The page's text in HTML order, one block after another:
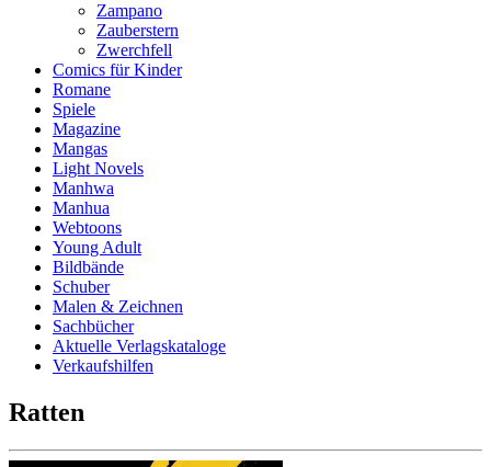
Zampano
Zauberstern
Zwerchfell
Comics für Kinder
Romane
Spiele
Magazine
Mangas
Light Novels
Manhwa
Manhua
Webtoons
Young Adult
Bildbände
Schuber
Malen & Zeichnen
Sachbücher
Aktuelle Verlagskataloge
Verkaufshilfen
Ratten